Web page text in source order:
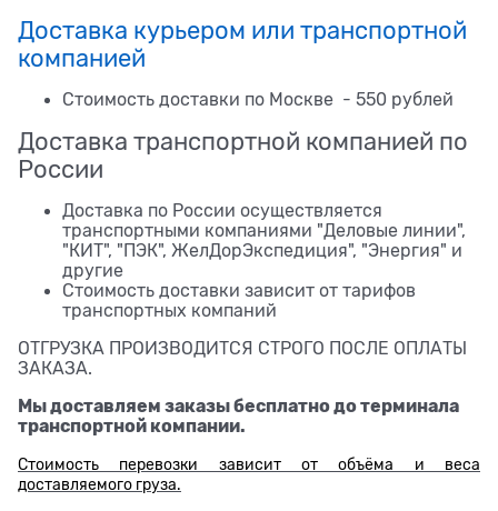
Доставка курьером или транспортной
компанией
Стоимость доставки по Москве - 550 рублей
Доставка транспортной компанией по
России
Доставка по России осуществляется
транспортными компаниями "Деловые линии",
"КИТ", "ПЭК", ЖелДорЭкспедиция", "Энергия" и
другие
Стоимость доставки зависит от тарифов
транспортных компаний
ОТГРУЗКА ПРОИЗВОДИТСЯ СТРОГО ПОСЛЕ ОПЛАТЫ
ЗАКАЗА.
Мы доставляем заказы бесплатно до терминала
транспортной компании.
Стоимость перевозки зависит от объёма и веса
доставляемого груза.